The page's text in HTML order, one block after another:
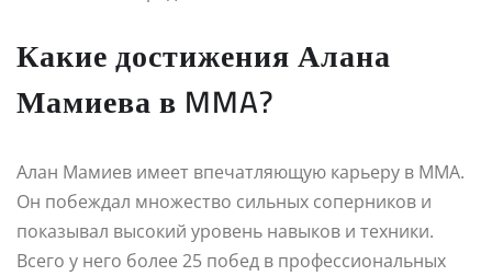
Какие достижения Алана
Мамиева в MMA?
Алан Мамиев имеет впечатляющую карьеру в MMA.
Он побеждал множество сильных соперников и
показывал высокий уровень навыков и техники.
Всего у него более 25 побед в профессиональных